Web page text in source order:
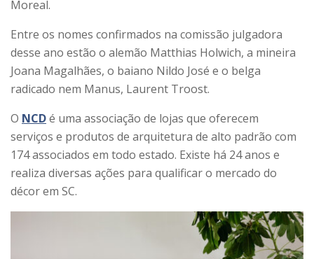
Moreal.
Entre os nomes confirmados na comissão julgadora
desse ano estão o alemão Matthias Holwich, a mineira
Joana Magalhães, o baiano Nildo José e o belga
radicado nem Manus, Laurent Troost.
O NCDé uma associação de lojas que oferecem
serviços e produtos de arquitetura de alto padrão com
174 associados em todo estado. Existe há 24 anos e
realiza diversas ações para qualificar o mercado do
décor em SC.